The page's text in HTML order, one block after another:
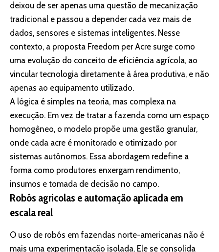
deixou de ser apenas uma questão de mecanização
tradicional e passou a depender cada vez mais de
dados, sensores e sistemas inteligentes. Nesse
contexto, a proposta Freedom per Acre surge como
uma evolução do conceito de eficiência agrícola, ao
vincular tecnologia diretamente à área produtiva, e não
apenas ao equipamento utilizado.
A lógica é simples na teoria, mas complexa na
execução. Em vez de tratar a fazenda como um espaço
homogêneo, o modelo propõe uma gestão granular,
onde cada acre é monitorado e otimizado por
sistemas autônomos. Essa abordagem redefine a
forma como produtores enxergam rendimento,
insumos e tomada de decisão no campo.
Robôs agrícolas e automação aplicada em
escala real
O uso de robôs em fazendas norte-americanas não é
mais uma experimentação isolada. Ele se consolida